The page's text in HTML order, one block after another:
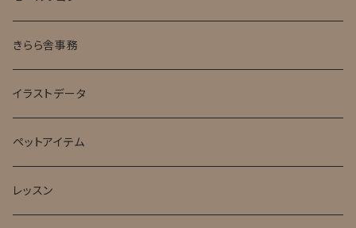
きらら舎事務
イラストデータ
ペットアイテム
レッスン